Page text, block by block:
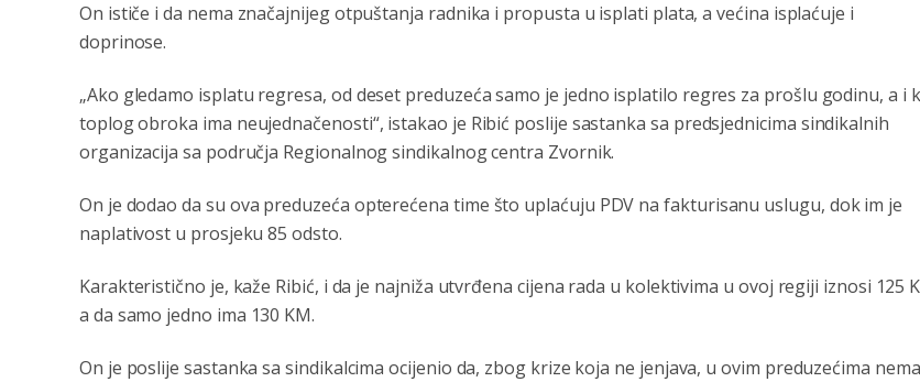
On ističe i da nema značajnijeg otpuštanja radnika i propusta u isplati plata, a većina isplaćuje i
doprinose.
„Ako gledamo isplatu regresa, od deset preduzeća samo je jedno isplatilo regres za prošlu godinu, a i
toplog obroka ima neujednačenosti“, istakao je Ribić poslije sastanka sa predsjednicima sindikalnih
organizacija sa područja Regionalnog sindikalnog centra Zvornik.
On je dodao da su ova preduzeća opterećena time što uplaćuju PDV na fakturisanu uslugu, dok im je
naplativost u prosjeku 85 odsto.
Karakteristično je, kaže Ribić, i da je najniža utvrđena cijena rada u kolektivima u ovoj regiji iznosi 125
a da samo jedno ima 130 KM.
On je poslije sastanka sa sindikalcima ocijenio da, zbog krize koja ne jenjava, u ovim preduzećima nema